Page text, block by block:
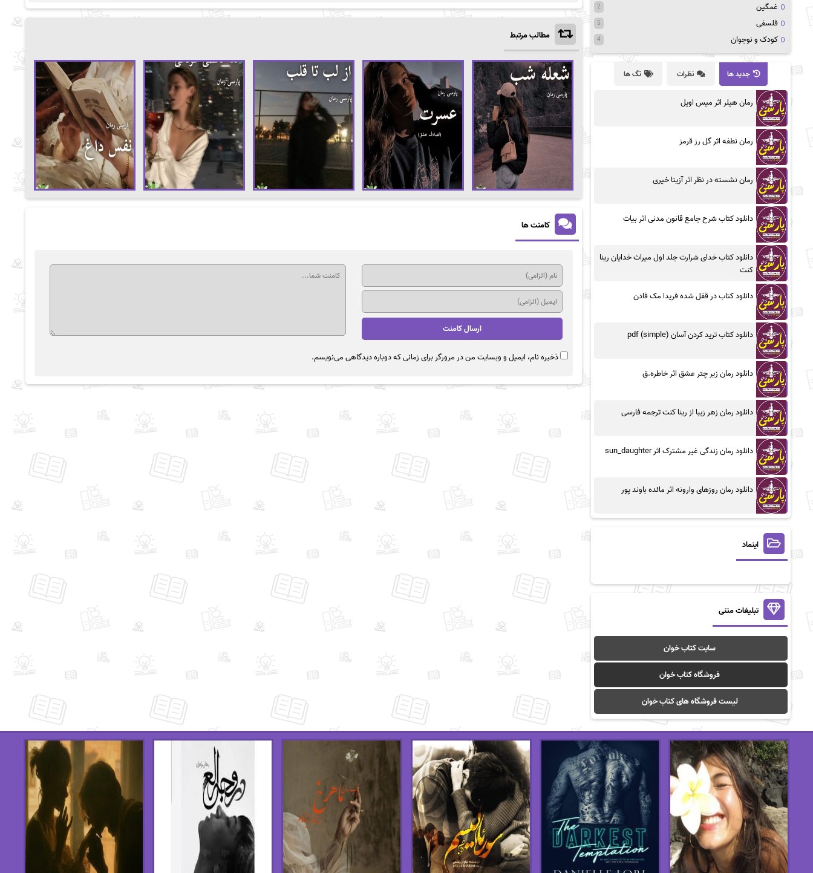
مطالب مرتبط
کامنت ها
ذخیره نام، ایمیل و وبسایت من در مرورگر برای زمانی که دوباره دیدگاهی می‌نویسم.
غمگین 2
فلسفی 5
کودک و نوجوان 4
جدید ها نظرات تگ ها
رمان هیلر اثر میس اویل
رمان نطفه اثر گل رز قرمز
رمان نشسته در نظر اثر آزیتا خیری
دانلود کتاب شرح جامع قانون مدنی اثر بیات
دانلود کتاب خدای شرارت جلد اول میراث خدایان رینا
کنت
دانلود کتاب در قفل شده فریدا مک فادن
دانلود کتاب ترید کردن آسان (simple) pdf
دانلود رمان زیر چتر عشق اثر خاطره.ق
دانلود رمان زهر زیبا از رینا کنت ترجمه فارسی
دانلود رمان زندگی غیر مشترک اثر sun_daughter
دانلود رمان روزهای وارونه اثر مائده باوند پور
اینماد
تبلیغات متنی
سایت کتاب خوان
فروشگاه کتاب خوان
لیست فروشگاه های کتاب خوان